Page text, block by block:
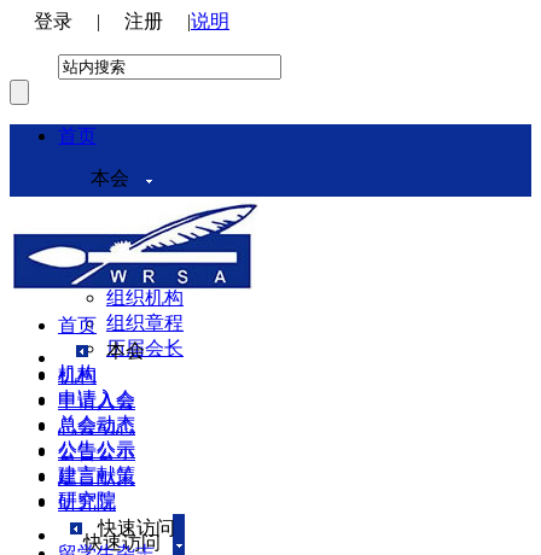
登录 | 注册 |说明
首页
本会
本会介绍
领导机构
理事会
组织机构
组织章程
历届会长
机构
申请入会
总会动态
公告公示
建言献策
研究院
快速访问
首页
本会
机构
申请入会
总会动态
公告公示
建言献策
研究院
快速访问